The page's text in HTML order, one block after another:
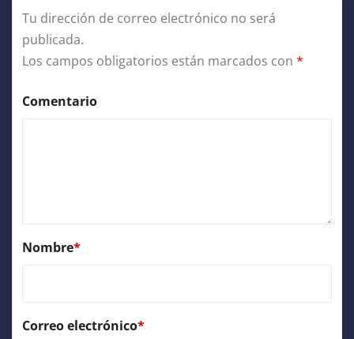
Tu dirección de correo electrónico no será
publicada.
Los campos obligatorios están marcados con *
Comentario
Nombre*
Correo electrónico*